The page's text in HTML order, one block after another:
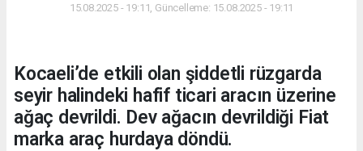
15.08.2025 - 19:11, Güncelleme: 15.08.2025 - 19:11
Kocaeli’de etkili olan şiddetli rüzgarda
seyir halindeki hafif ticari aracın üzerine
ağaç devrildi. Dev ağacın devrildiği Fiat
marka araç hurdaya döndü.